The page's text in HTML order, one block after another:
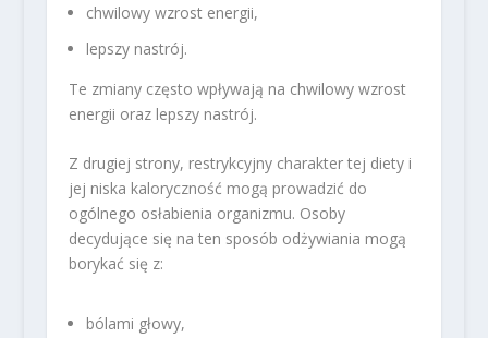
chwilowy wzrost energii,
lepszy nastrój.
Te zmiany często wpływają na chwilowy wzrost
energii oraz lepszy nastrój.
Z drugiej strony, restrykcyjny charakter tej diety i
jej niska kaloryczność mogą prowadzić do
ogólnego osłabienia organizmu. Osoby
decydujące się na ten sposób odżywiania mogą
borykać się z:
bólami głowy,